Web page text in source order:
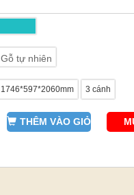
Gỗ tự nhiên
1746*597*2060mm 3 cánh
THÊM VÀO GIỎ